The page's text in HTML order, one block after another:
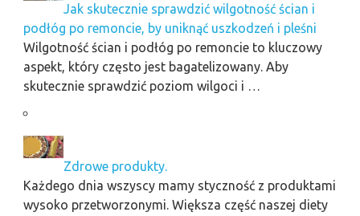
Jak skutecznie sprawdzić wilgotność ścian i
podłóg po remoncie, by uniknąć uszkodzeń i pleśni
Wilgotność ścian i podłóg po remoncie to kluczowy
aspekt, który często jest bagatelizowany. Aby
skutecznie sprawdzić poziom wilgoci i …
Zdrowe produkty.
Każdego dnia wszyscy mamy styczność z produktami
wysoko przetworzonymi. Większa część naszej diety